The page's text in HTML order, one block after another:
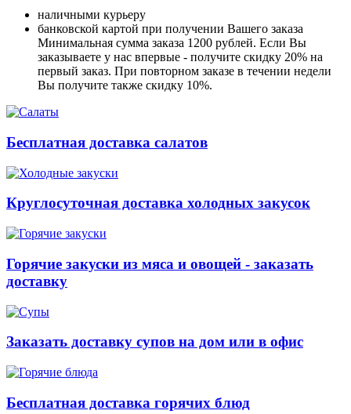
наличными курьеру
банковской картой при получении Вашего заказа
Минимальная сумма заказа 1200 рублей. Если Вы
заказываете у нас впервые - получите скидку 20% на
первый заказ. При повторном заказе в течении недели
Вы получите также скидку 10%.
Бесплатная доставка салатов
Круглосуточная доставка холодных закусок
Горячие закуски из мяса и овощей - заказать
доставку
Заказать доставку супов на дом или в офис
Бесплатная доставка горячих блюд